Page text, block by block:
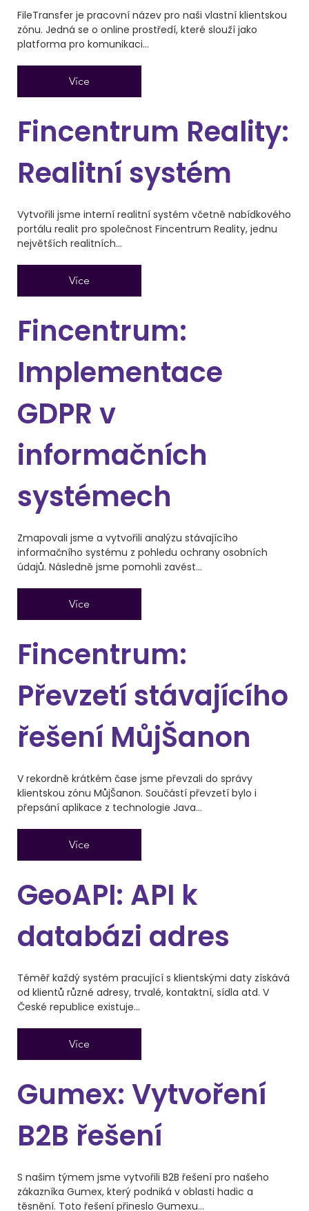
FileTransfer je pracovní název pro naši vlastní klientskou
zónu. Jedná se o online prostředí, které slouží jako
platforma pro komunikaci...
Více
Vytvořili jsme interní realitní systém včetně nabídkového
portálu realit pro společnost Fincentrum Reality, jednu
největších realitních...
Více
Fincentrum Reality:
Realitní systém
Zmapovali jsme a vytvořili analýzu stávajícího
informačního systému z pohledu ochrany osobních
údajů. Následně jsme pomohli zavést...
Více
Fincentrum:
Implementace
GDPR v
informačních
systémech
V rekordně krátkém čase jsme převzali do správy
klientskou zónu MůjŠanon. Součástí převzetí bylo i
přepsání aplikace z technologie Java...
Více
Fincentrum:
Převzetí stávajícího
řešení MůjŠanon
Téměř každý systém pracující s klientskými daty získává
od klientů různé adresy, trvalé, kontaktní, sídla atd. V
České republice existuje...
Více
GeoAPI: API k
databázi adres
S našim týmem jsme vytvořili B2B řešení pro našeho
zákazníka Gumex, který podniká v oblasti hadic a
těsnění. Toto řešení přineslo Gumexu...
Gumex: Vytvoření
B2B řešení